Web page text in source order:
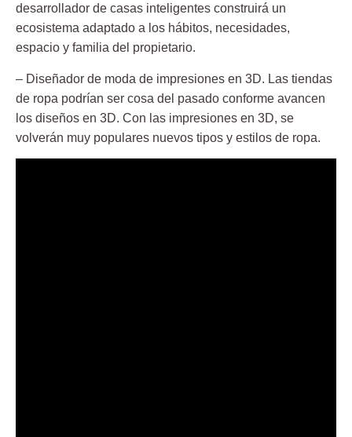
desarrollador de casas inteligentes construirá un
ecosistema adaptado a los hábitos, necesidades,
espacio y familia del propietario.
– Diseñador de moda de impresiones en 3D. Las tiendas
de ropa podrían ser cosa del pasado conforme avancen
los diseños en 3D. Con las impresiones en 3D, se
volverán muy populares nuevos tipos y estilos de ropa.